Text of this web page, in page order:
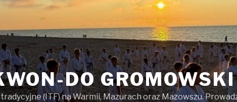
DO GROMOWSKI
(ITF) na Warmii, Mazurach oraz Mazowszu.